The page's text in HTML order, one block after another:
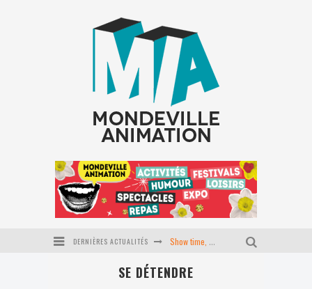
DERNIÈRES ACTUALITÉS Show time, école du P'tit coin
SE DÉTENDRE